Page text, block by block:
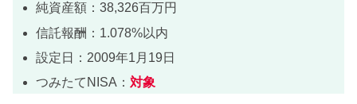
純資産額：38,326百万円
信託報酬：1.078%以内
設定日：2009年1月19日
つみたてNISA：対象